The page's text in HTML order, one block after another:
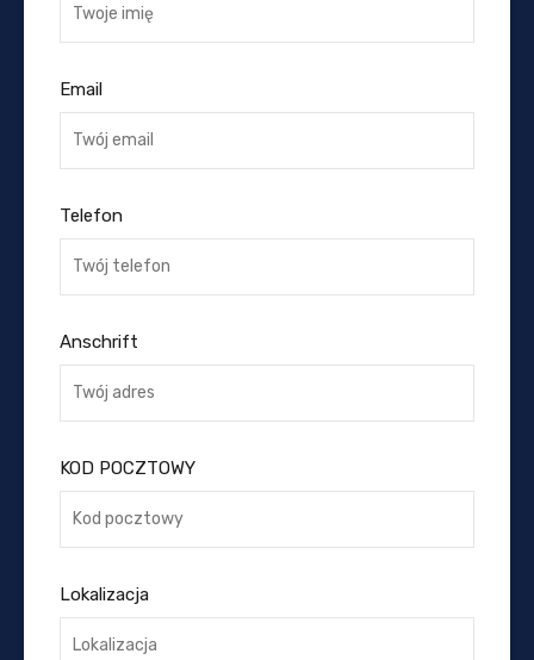
Email
Telefon
Anschrift
KOD POCZTOWY
Lokalizacja